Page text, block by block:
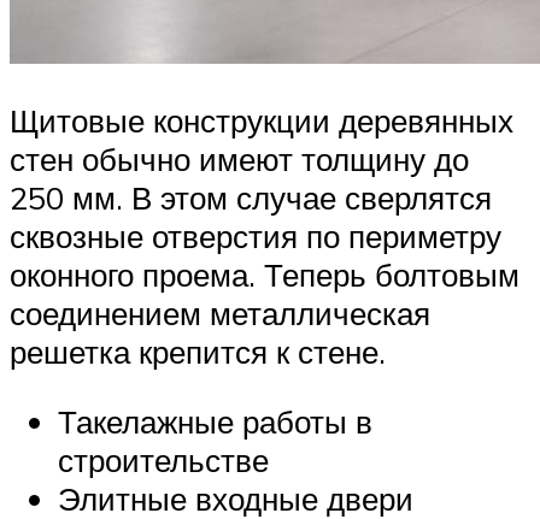
Щитовые конструкции деревянных
стен обычно имеют толщину до
250 мм. В этом случае сверлятся
сквозные отверстия по периметру
оконного проема. Теперь болтовым
соединением металлическая
решетка крепится к стене.
Такелажные работы в
строительстве
Элитные входные двери